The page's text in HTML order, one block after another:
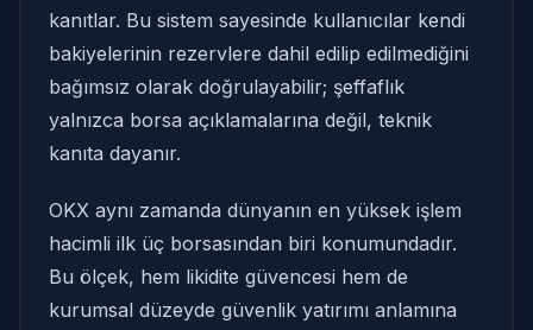
kanıtlar. Bu sistem sayesinde kullanıcılar kendi
bakiyelerinin rezervlere dahil edilip edilmediğini
bağımsız olarak doğrulayabilir; şeffaflık
yalnızca borsa açıklamalarına değil, teknik
kanıta dayanır.
OKX aynı zamanda dünyanın en yüksek işlem
hacimli ilk üç borsasından biri konumundadır.
Bu ölçek, hem likidite güvencesi hem de
kurumsal düzeyde güvenlik yatırımı anlamına